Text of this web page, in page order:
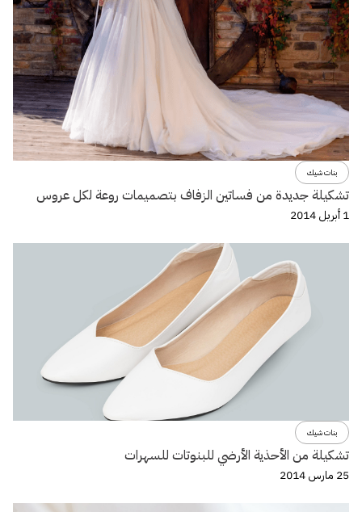
بنات شيك
تشكيلة جديدة من فساتين الزفاف بتصميمات روعة لكل عروس
1 أبريل 2014
بنات شيك
تشكيلة من الأحذية الأرضي للبنوتات للسهرات
25 مارس 2014